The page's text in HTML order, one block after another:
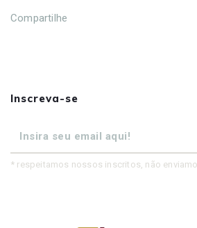
Compartilhe
Inscreva-se
* respeitamos nossos inscritos, não